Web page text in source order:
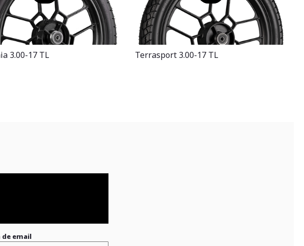
3.00-17 TL Terrasport 3.00-17 TL
de email